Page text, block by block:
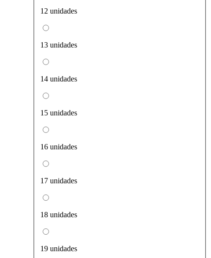
12 unidades
13 unidades
14 unidades
15 unidades
16 unidades
17 unidades
18 unidades
19 unidades